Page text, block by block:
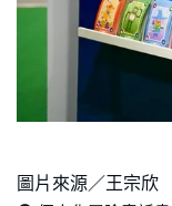
圖片來源／王宗欣